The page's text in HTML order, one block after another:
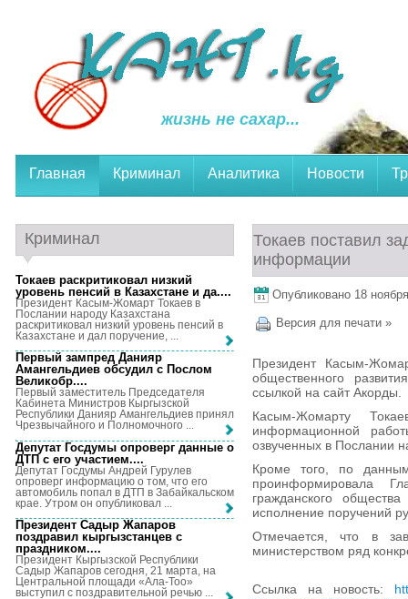
жизнь не сахар...
Главная Криминал Аналитика Новости
Токаев поставил
информации
Опубликовано 18
Версия для печати »
Президент Касым-
общественного
ссылкой на сайт Акорды.
Касым-Жомарту
информационной
озвученных в Послании
Кроме того, по
проинформировала
гражданского
исполнение поручений
Отмечается, что в
министерством ряд
Ссылка на новость:
Криминал
Токаев раскритиковал низкий
уровень пенсий в Казахстане и да....
Президент Касым-Жомарт Токаев в
Послании народу Казахстана
раскритиковал низкий уровень пенсий в
Казахстане и дал поручение, ...
Первый зампред Данияр
Амангельдиев обсудил с Послом
Великобр....
Первый заместитель Председателя
Кабинета Министров Кыргызской
Республики Данияр Амангельдиев принял
Чрезвычайного и Полномочного ...
Депутат Госдумы опроверг данные о
ДТП с его участием....
Депутат Госдумы Андрей Гурулев
опроверг информацию о том, что его
автомобиль попал в ДТП в Забайкальском
крае. Утром он опубликовал ...
Президент Садыр Жапаров
поздравил кыргызстанцев с
праздником....
Президент Кыргызской Республики
Садыр Жапаров сегодня, 21 марта, на
Центральной площади «Ала-Тоо»
выступил с поздравительной речью ...